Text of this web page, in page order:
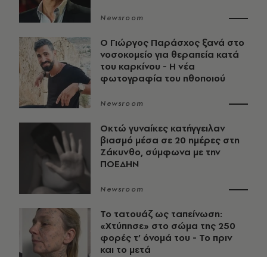
Newsroom
O Γιώργος Παράσχος ξανά στο
νοσοκομείο για θεραπεία κατά
του καρκίνου - Η νέα
φωτογραφία του ηθοποιού
Newsroom
Οκτώ γυναίκες κατήγγειλαν
βιασμό μέσα σε 20 ημέρες στη
Ζάκυνθο, σύμφωνα με την
ΠΟΕΔΗΝ
Newsroom
Το τατουάζ ως ταπείνωση:
«Χτύπησε» στο σώμα της 250
φορές τ’ όνομά του - Το πριν
και το μετά